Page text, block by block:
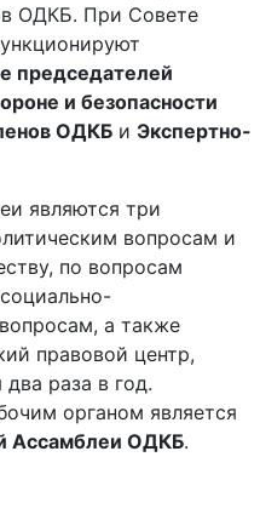
ОДКБ. При Совете
председателей
и безопасности
ОДКБ и Экспертно-
являются три
вопросам и
по вопросам
а также
правовой центр,
раза в год.
органом является
Ассамблеи ОДКБ.